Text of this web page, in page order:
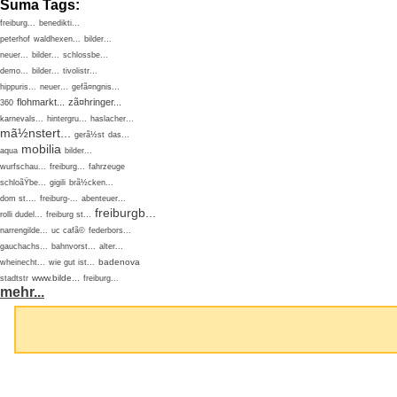
Suma Tags:
freiburg... benedikti...
peterhof waldhexen... bilder...
neuer... bilder... schlossbe...
demo... bilder... tivolistr...
hippuris... neuer... gefã¤ngnis...
360 flohmarkt... zã¤hringer...
karnevals... hintergru... haslacher...
mã½nstert... gerã½st das...
aqua mobilia bilder...
wurfschau... freiburg... fahrzeuge
schloãŸbe... gigili brã½cken...
dom st.... freiburg-... abenteuer...
rolli dudel... freiburg st... freiburgb...
narrengilde... uc cafã© federbors...
gauchachs... bahnvorst... alter...
wheinecht... wie gut ist... badenova
stadtstr www.bilde... freiburg...
mehr...